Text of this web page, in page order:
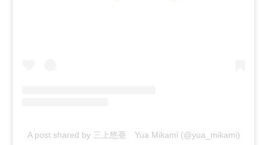
A post shared by 三上悠亜 Yua Mikami (@yua_mikami)